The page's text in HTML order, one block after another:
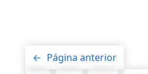
← Página anterior